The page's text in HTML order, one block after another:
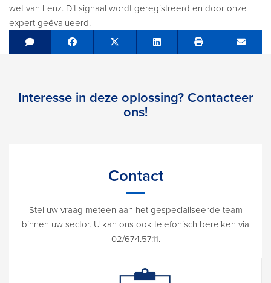
wet van Lenz. Dit signaal wordt geregistreerd en door onze
expert geëvalueerd.
Share on Facebook
Tweet Share on LinkedIn Send
Interesse in deze oplossing? Contacteer
ons!
Contact
Stel uw vraag meteen aan het gespecialiseerde team
binnen uw sector. U kan ons ook telefonisch bereiken via
02/674.57.11.